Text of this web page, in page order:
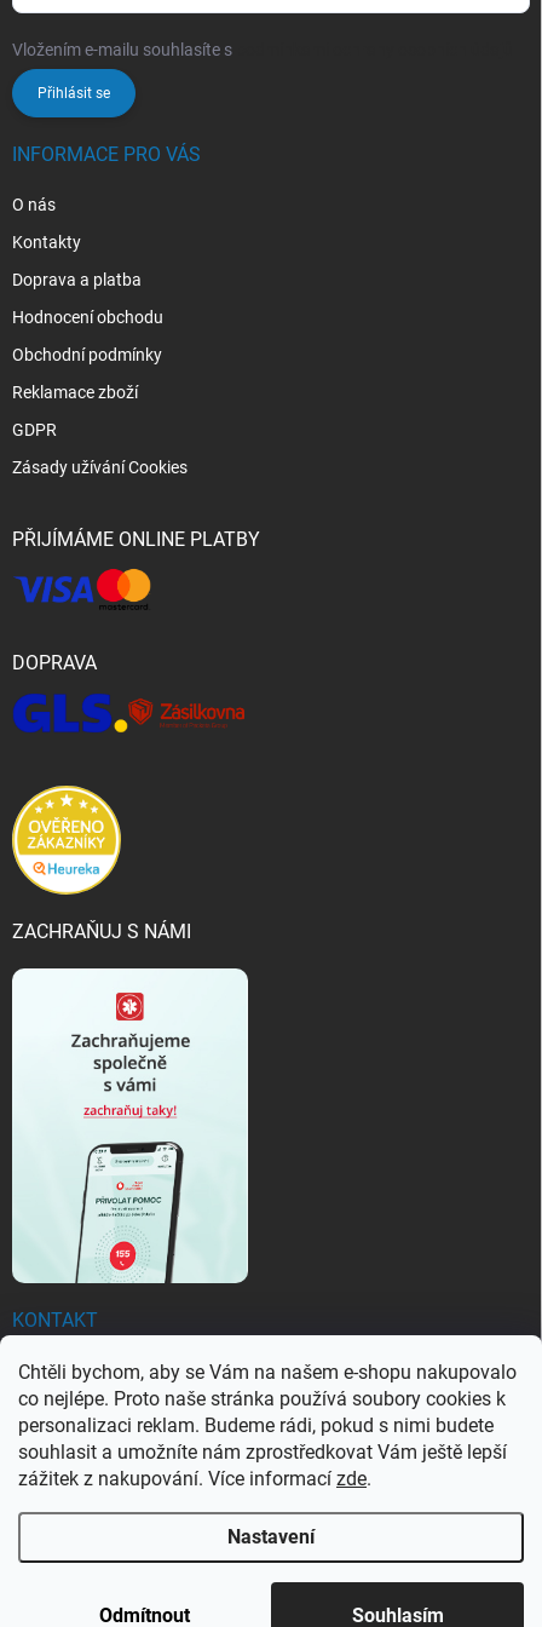
Chtěli bychom, aby se Vám na našem e-shopu nakupovalo
co nejlépe. Proto naše stránka používá soubory cookies k
personalizaci reklam. Budeme rádi, pokud s nimi budete
souhlasit a umožníte nám zprostředkovat Vám ještě lepší
zážitek z nakupování. Více informací zde.
Nastavení
Odmítnout Souhlasím
Vložením e-mailu souhlasíte s
Přihlásit se
INFORMACE PRO VÁS
O nás
Kontakty
Doprava a platba
Hodnocení obchodu
Obchodní podmínky
Reklamace zboží
GDPR
Zásady užívání Cookies
PŘIJÍMÁME ONLINE PLATBY
DOPRAVA
ZACHRAŇUJ S NÁMI
KONTAKT
objednavky @ezachranar.cz
+420 601 155 100
+420 601 155 100
. Všechna práva vyhrazena.Upravit nastavení